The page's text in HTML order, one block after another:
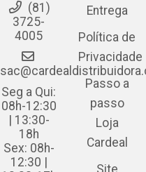
(81)
3725-
4005
Seg a Qui:
08h-12:30
| 13:30-
18h
Sex: 08h-
12:30 |
Entrega
Política de
Privacidade
Passo a
passo
Loja
Cardeal